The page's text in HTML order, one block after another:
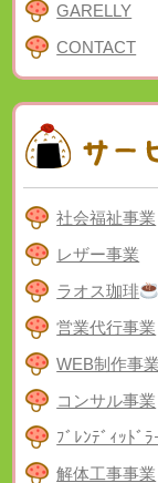
GARELLY
CONTACT
社会福祉事業
レザー事業
ラオス珈琲
営業代行事業
WEB制作事業
コンサル事業
ﾌﾞﾚﾝﾃﾞｨｯﾄﾞﾗ
解体工事事業